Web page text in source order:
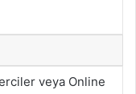
veya Online